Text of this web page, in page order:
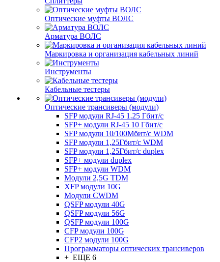
Оптические муфты ВОЛС
Арматура ВОЛС
Маркировка и организация кабельных линий
Инструменты
Кабельные тестеры
Оптические трансиверы (модули)
SFP модули RJ-45 1.25 Гбит/c
SFP+ модули RJ-45 10 Гбит/c
SFP модули 10/100Мбит/с WDM
SFP модули 1,25Гбит/с WDM
SFP модули 1,25Гбит/с duplex
SFP+ модули duplex
SFP+ модули WDM
Модули 2,5G TDM
XFP модули 10G
Модули CWDM
QSFP модули 40G
QSFP модули 56G
QSFP модули 100G
CFP модули 100G
CFP2 модули 100G
Программаторы оптических трансиверов
+ ЕЩЕ 6